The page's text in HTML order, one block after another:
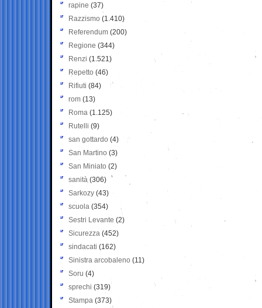
rapine (37)
Razzismo (1.410)
Referendum (200)
Regione (344)
Renzi (1.521)
Repetto (46)
Rifiuti (84)
rom (13)
Roma (1.125)
Rutelli (9)
san gottardo (4)
San Martino (3)
San Miniato (2)
sanità (306)
Sarkozy (43)
scuola (354)
Sestri Levante (2)
Sicurezza (452)
sindacati (162)
Sinistra arcobaleno (11)
Soru (4)
sprechi (319)
Stampa (373)